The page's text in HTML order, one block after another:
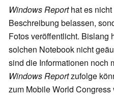
Windows Reporthat es nicht
Beschreibung belassen,
Fotos veröffentlicht. Bislang
solchen Notebook nicht
sind die Informationen noch
Windows Reportzufolge
zum Mobile World